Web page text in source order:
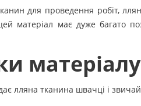
для проведення робіт,
матеріал має дуже багато
матеріалу
лляна тканина швачці і